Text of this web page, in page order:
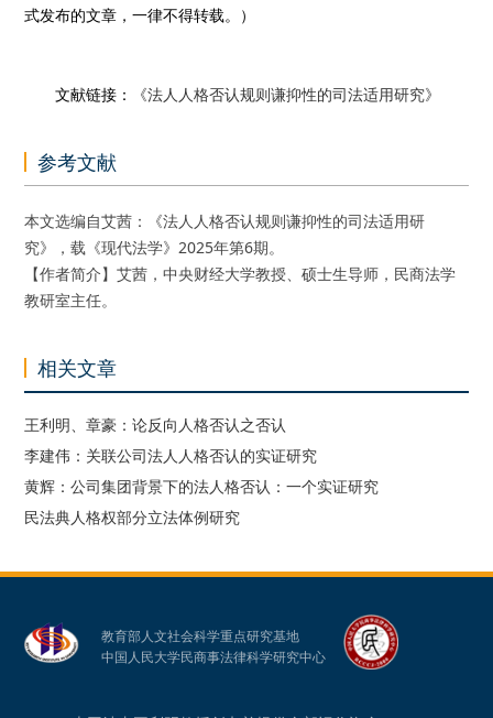
式发布的文章，一律不得转载。）
文献链接： 《法人人格否认规则谦抑性的司法适用研究》
参考文献
本文选编自艾茜：《法人人格否认规则谦抑性的司法适用研
究》，载《现代法学》2025年第6期。
【作者简介】艾茜，中央财经大学教授、硕士生导师，民商法学
教研室主任。
相关文章
王利明、章豪：论反向人格否认之否认
李建伟：关联公司法人人格否认的实证研究
黄辉：公司集团背景下的法人格否认：一个实证研究
民法典人格权部分立法体例研究
教育部人文社会科学重点研究基地
中国人民大学民商事法律科学研究中心